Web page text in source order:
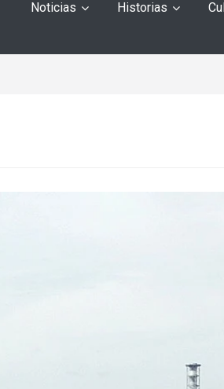
Noticias Historias